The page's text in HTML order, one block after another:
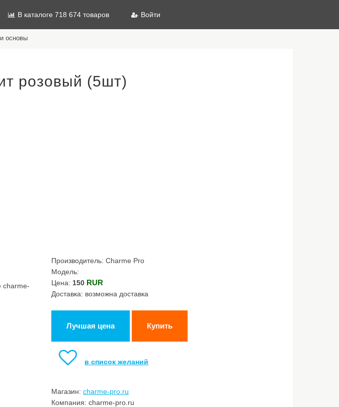
В каталоге 718 674 товаров Войти
основы
розовый (5шт)
charme-
Производитель: Charme Pro
Модель:
Цена: 150 RUR
Доставка: возможна доставка
Лучшая цена Купить
в список желаний
Магазин: charme-pro.ru
Компания: charme-pro.ru